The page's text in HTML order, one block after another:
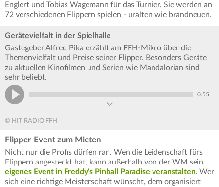
Englert und Tobias Wagemann für das Turnier. Sie werden an
72 verschiedenen Flippern spielen - uralten wie brandneuen.
Gerätevielfalt in der Spielhalle
Gastegeber Alfred Pika erzählt am FFH-Mikro über die
Themenvielfalt und Preise seiner Flipper. Besonders Geräte
zu aktuellen Kinofilmen und Serien wie Mandalorian sind
sehr beliebt.
0:55
© HIT RADIO FFH
Flipper-Event zum Mieten
Nicht nur die Profis dürfen ran. Wen die Leidenschaft fürs
Flippern angesteckt hat, kann außerhalb von der WM sein
eigenes Event in Freddy's Pinball Paradise veranstalten. Wer
sich eine richtige Meisterschaft wünscht, dem organisiert